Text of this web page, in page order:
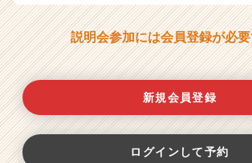
ャ
（C
e
e
r
説明会参加には会員登録が必要
新規会員登録
ログインして予約